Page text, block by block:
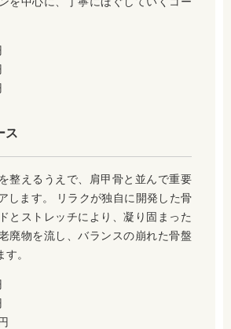
ス
整えるうえで、肩甲骨と並んで重要
します。 リラクが独自に開発した骨
とストレッチにより、凝り固まった
廃物を流し、バランスの崩れた骨盤
。